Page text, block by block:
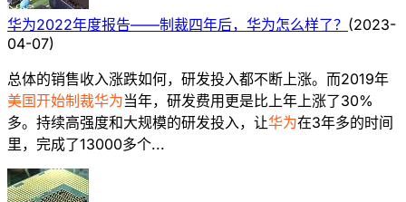
华为2022年度报告——制裁四年后，华为怎么样了？ (2023-
04-07)
总体的销售收入涨跌如何，研发投入都不断上涨。而2019年
美国开始制裁华为当年，研发费用更是比上年上涨了30%
多。持续高强度和大规模的研发投入，让华为在3年多的时间
里，完成了13000多个...